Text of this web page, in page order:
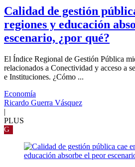
Calidad de gestión
regiones y educación
escenario, ¿por qué?
El Índice Regional de Gestión Pública
relacionados a Conectividad y acceso a
e Instituciones. ¿Cómo ...
Economía
Ricardo Guerra Vásquez
|
PLUS
G